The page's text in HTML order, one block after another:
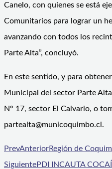
Canelo, con quienes se está
Comunitarios para lograr un
avanzando con todos los
Parte Alta”, concluyó.
En este sentido, y para
Municipal del sector Parte
N° 17, sector El Calvario, o
partealta@municoquimbo.cl.
PrevAnteriorRegión de
SiguientePDI INCAUTA